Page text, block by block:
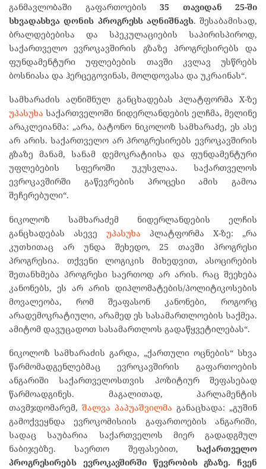
განმავლობაში გაფართოების 35 თავიდან 25-ში
სხვადასხვა დონის პროგრესს აღნიშნავს. შესაბამისად,
ბრალდებებისა და სპეკულაციების საპირისპიროდ,
საქართველო ევროკავშირის გზაზე პროგრესირებს და
ფუნდამენტური უფლებების თავში კვლავ უსწრებს
ბოსნიასა და ჰერცეგოვინას, მოლდოვასა და უკრაინას“.
სამხარაძის აღნიშნულ განცხადებას პლატფორმა X-ზე
უპასუხა საქართველოში ნიდერლანდების ელჩმა, მელინე
არაკლეიანმა: „არა, ბატონო ნიკოლოზ სამხარაძე, ეს ასე
არ არის. საქართველო არ პროგრესირებს ევროკავშირის
გზაზე მანამ, სანამ დემოკრატიისა და ფუნდამენტური
უფლებების სფეროში უკუსვლაა. საქართველოს
ევროკავშირში გაწევრების პროცესი ამის გამოა
შეჩერებული“.
ნიკოლოზ სამხარაძემ ნიდერლანდების ელჩის
განცხადებას ასევე უპასუხა პლატფორმა X-ზე: „რა
კუთხითაც არ უნდა შეხედო, 25 თავში პროგრესი
პროგრესია. თქვენი ლოგიკის მიხედვით, ასოცირების
შეთანხმება პროგრესი საერთოდ არ არის. რაც შეეხება
კანონებს, ეს არ არის დიპლომატების/პოლიტიკოსების
მოვალეობა, რომ შეაფასონ კანონები, როგორც
არადემოკრატიული, არამედ ეს სასამართლოების საქმეა.
ამიტომ დავუცადოთ სასამართლოს გადაწყვეტილებას“.
ნიკოლოზ სამხარაძის გარდა, „ქართული ოცნების“ სხვა
წარმომადგენლებმაც ევროკავშირის გაფართოების
ანგარიში საქართველოსთვის პოზიტიურ შეფასებად
წარმოადგინეს. მაგალითად, პარლამენტის
თავმჯდომარემ, შალვა პაპუაშვილმა განაცხადა: „გუშინ
გამოქვეყნდა ევროკომისიის გაფართოების ანგარიში,
სადაც საუბარია საქართველოს მიერ გადადგმულ
ნაბიჯებზე. საერთო შეფასებით, საქართველო
პროგრესირებს ევროკავშირში წევრობის გზაზე. ჩვენ